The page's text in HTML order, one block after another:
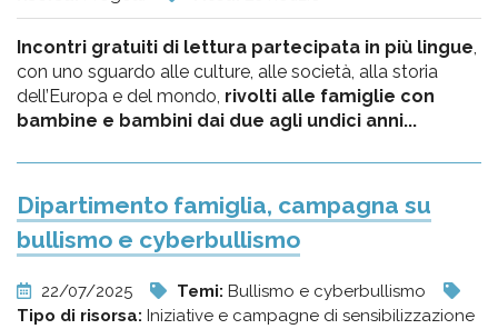
Incontri gratuiti di lettura partecipata in più lingue,
con uno sguardo alle culture, alle società, alla storia
dell’Europa e del mondo, rivolti alle famiglie con
bambine e bambini dai due agli undici anni...
Dipartimento famiglia, campagna su
bullismo e cyberbullismo
22/07/2025 Temi: Bullismo e cyberbullismo
Tipo di risorsa: Iniziative e campagne di sensibilizzazione